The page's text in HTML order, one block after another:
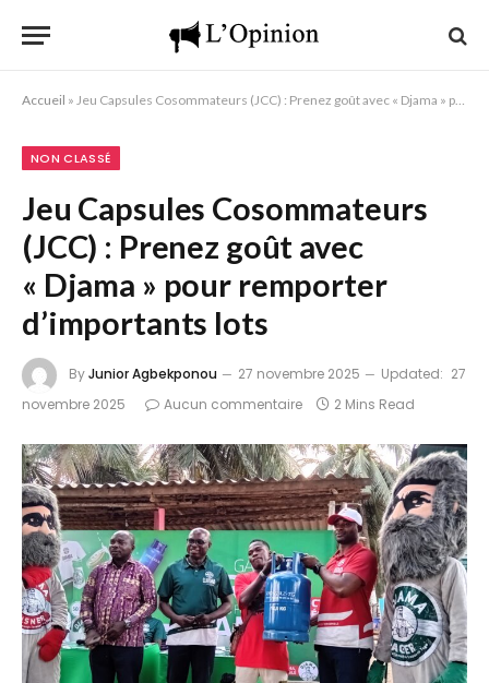
Accueil » Jeu Capsules Cosommateurs (JCC) : Prenez goût avec « Djama » pour remporter d’importants lots
NON CLASSÉ
Jeu Capsules Cosommateurs
(JCC) : Prenez goût avec
« Djama » pour remporter
d’importants lots
ByJunior Agbekponou 27 novembre 2025 Updated: 27
novembre 2025
Aucun commentaire 2 Mins Read